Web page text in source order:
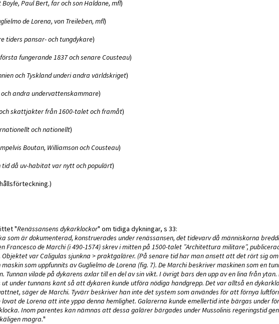
Paul Bert, far och son Haldane, mfl)
de Lorena, von Treileben, mfl)
tiders pansar- och tungdykare)
fungerande 1837 och senare Cousteau)
och Tyskland underi andra världskriget)
andra undervattenskammare)
skattjakter från 1600-talet och framåt)
och nationellt)
Boutan, Williamson och Cousteau)
då uv-habitat var nytt och populärt)
"Renässansens dykarklockor" om tidiga dykningar, s 33:
som är dokumenterad, konstruerades under renässansen, det tidevarv då människorna
de Marchi (i 490-1574) skrev i mitten på 1500-talet ”Architettura militare”,
var Caligulas sjunkna > praktgalärer. (På senare tid har man ansett att det rört sig
som uppfunnits av Guglielmo de Lorena (fig. 7). De Marchi beskriver maskinen som en
Tunnan vilade på dykarens axlar till en del av sin vikt. I övrigt bars den upp av en lina från
under tunnans kant så att dykaren kunde utföra nödiga handgrepp. Det var alltså en
säger de Marchi. Tyvärr beskriver han inte det system som användes för att förnya
de Lorena att inte yppa denna hemlighet. Galarerna kunde emellertid inte bärgas under
Inom parentes kan nämnas att dessa galärer bärgades under Mussolinis regeringstid
magra."